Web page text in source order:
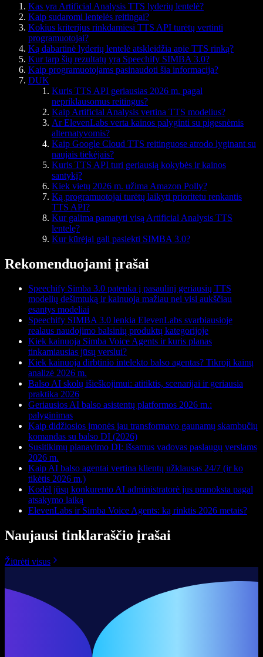
Kas yra Artificial Analysis TTS lyderių lentelė?
Kaip sudaromi lentelės reitingai?
Kokius kriterijus rinkdamiesi TTS API turėtų vertinti
programuotojai?
Ką dabartinė lyderių lentelė atskleidžia apie TTS rinką?
Kur tarp šių rezultatų yra Speechify SIMBA 3.0?
Kaip programuotojams pasinaudoti šia informacija?
DUK
Kuris TTS API geriausias 2026 m. pagal
nepriklausomus reitingus?
Kaip Artificial Analysis vertina TTS modelius?
Ar ElevenLabs verta kainos palyginti su pigesnėmis
alternatyvomis?
Kaip Google Cloud TTS reitinguose atrodo lyginant su
naujais tiekėjais?
Kuris TTS API turi geriausią kokybės ir kainos
santykį?
Kiek vietų 2026 m. užima Amazon Polly?
Ką programuotojai turėtų laikyti prioritetu renkantis
TTS API?
Kur galima pamatyti visą Artificial Analysis TTS
lentelę?
Kur kūrėjai gali pasiekti SIMBA 3.0?
Rekomenduojami įrašai
Speechify Simba 3.0 patenka į pasaulinį geriausių TTS
modelių dešimtuką ir kainuoja mažiau nei visi aukščiau
esantys modeliai
Speechify SIMBA 3.0 lenkia ElevenLabs svarbiausioje
realaus naudojimo balsinių produktų kategorijoje
Kiek kainuoja Simba Voice Agents ir kuris planas
tinkamiausias jūsų verslui?
Kiek kainuoja dirbtinio intelekto balso agentas? Tikroji kainų
analizė 2026 m.
Balso AI skolų išieškojimui: atitiktis, scenarijai ir geriausia
praktika 2026
Geriausios AI balso asistentų platformos 2026 m.:
palyginimas
Kaip didžiosios įmonės jau transformavo gaunamų skambučių
komandas su balso DI (2026)
Susitikimų planavimo DI: išsamus vadovas paslaugų verslams
2026 m.
Kaip AI balso agentai vertina klientų užklausas 24/7 (ir ko
tikėtis 2026 m.)
Kodėl jūsų konkurento AI administratorė jus pranoksta pagal
atsakymo laiką
ElevenLabs ir Simba Voice Agents: ką rinktis 2026 metais?
Naujausi tinklaraščio įrašai
Žiūrėti visus